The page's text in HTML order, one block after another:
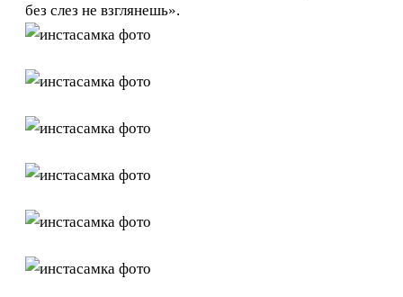
без слез не взглянешь».